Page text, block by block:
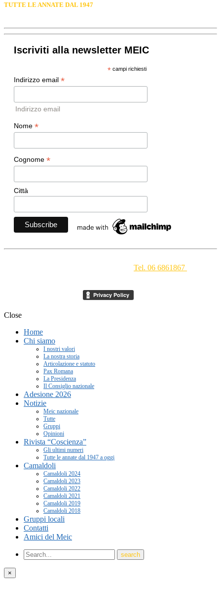
TUTTE LE ANNATE DAL 1947
Iscriviti alla newsletter MEIC
*campi richiesti
Indirizzo email *
Indirizzo email
Nome *
Cognome *
Città
Tel. 06 6861867
Close
Home
Chi siamo
I nostri valori
La nostra storia
Articolazione e statuto
Pax Romana
La Presidenza
Il Consiglio nazionale
Adesione 2026
Notizie
Meic nazionale
Tutte
Gruppi
Opinioni
Rivista “Coscienza”
Gli ultimi numeri
Tutte le annate dal 1947 a oggi
Camaldoli
Camaldoli 2024
Camaldoli 2023
Camaldoli 2022
Camaldoli 2021
Camaldoli 2019
Camaldoli 2018
Gruppi locali
Contatti
Amici del Meic
×